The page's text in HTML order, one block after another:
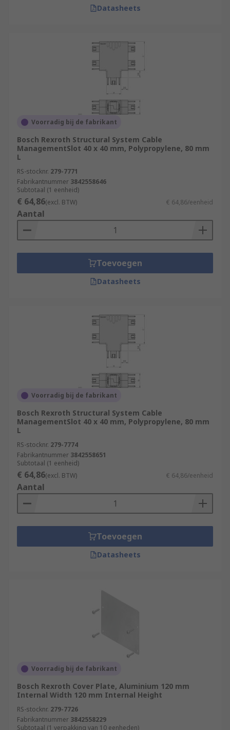
Datasheets
Voorradig bij de fabrikant
Bosch Rexroth Structural System Cable
ManagementSlot 40 x 40 mm, Polypropylene, 80 mm
L
RS-stocknr. 279-7771
Fabrikantnummer 3842558646
Subtotaal (1 eenheid)
€ 64,86(excl. BTW) € 64,86/eenheid
Aantal
Toevoegen
Datasheets
Voorradig bij de fabrikant
Bosch Rexroth Structural System Cable
ManagementSlot 40 x 40 mm, Polypropylene, 80 mm
L
RS-stocknr. 279-7774
Fabrikantnummer 3842558651
Subtotaal (1 eenheid)
€ 64,86(excl. BTW) € 64,86/eenheid
Aantal
Toevoegen
Datasheets
Voorradig bij de fabrikant
Bosch Rexroth Cover Plate, Aluminium 120 mm
Internal Width 120 mm Internal Height
RS-stocknr. 279-7726
Fabrikantnummer 3842558229
Subtotaal (1 verpakking van 10 eenheden)